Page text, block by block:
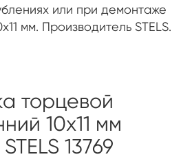
или при демонтаже
мм. Производитель STELS.
торцевой
10х11 мм
13769